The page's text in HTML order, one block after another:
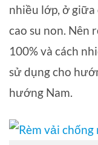
nhiều lớp, ở
cao su non. Nên
100% và cách
sử dụng cho
hướng Nam.